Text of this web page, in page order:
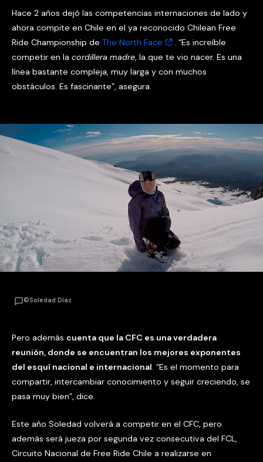
Hace 2 años dejó las competencias internaciones de lado y
ahora compite en Chile en el ya reconocido Chilean Free
Ride Championship de The North Face
. “Es increíble
competir en la cordillera madre, la que te vio nacer. Es una
línea bastante compleja, muy larga y con muchos
obstáculos. Es fascinante”, asegura.
©Soledad Díaz
Pero además cuenta que la CFC es una verdadera
reunión, donde se encuentran los mejores exponentes
del esquí nacional e internacional . “Es el momento para
compartir, intercambiar conocimiento y seguir creciendo, se
pasa muy bien”, dice.
Este año Soledad volverá a competir en el CFC, pero
además será jueza por segunda vez consecutiva del FCL,
Circuito Nacional de Free Ride Chile a realizarse en